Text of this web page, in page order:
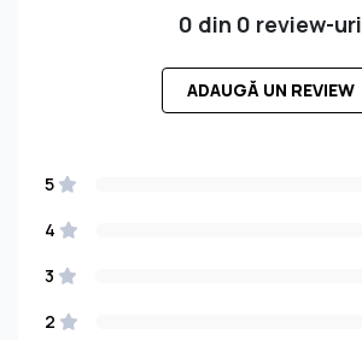
0 din 0 review-uri
ADAUGĂ UN REVIEW
5
4
3
2